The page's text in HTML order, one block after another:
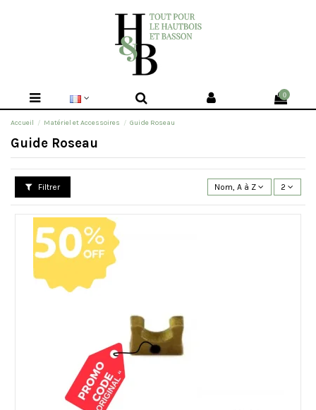
0
Accueil Matériel et Accessoires Guide Roseau
Guide Roseau
Filtrer Nom, A à Z 2